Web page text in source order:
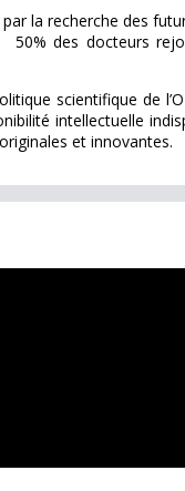
la recherche des
50% des docteurs
scientifique de
intellectuelle
et innovantes.